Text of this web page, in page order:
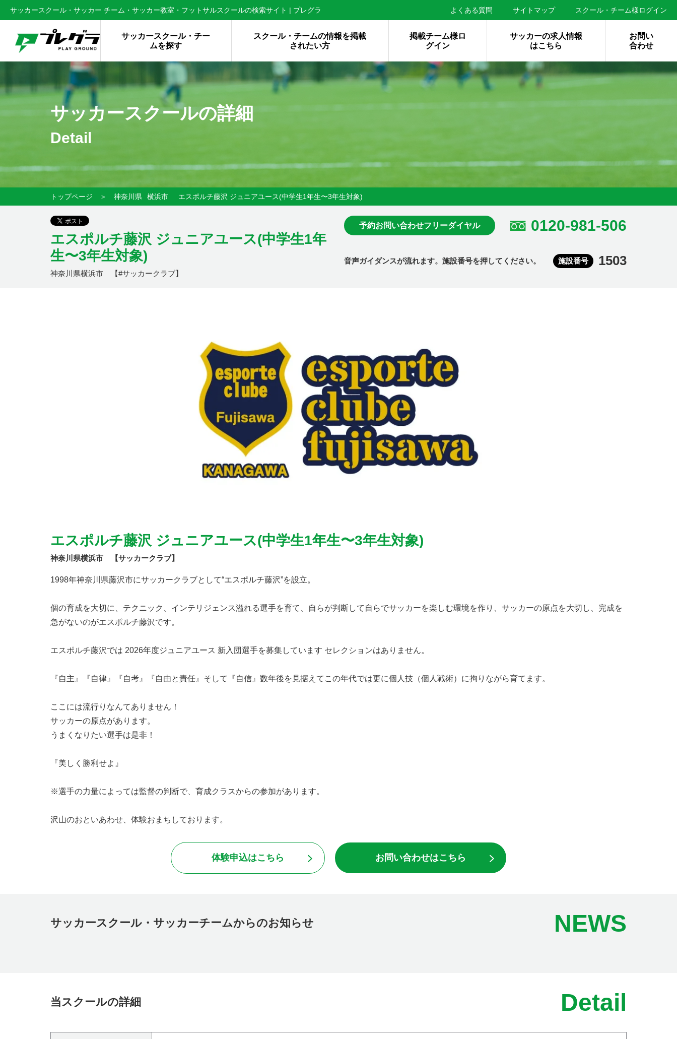
サッカースクール・サッカー チーム・サッカー教室・フットサルスクールの検索サイト | プレグラ よくある質問 サイトマップ スクール・チーム様ログイン
サッカースクール・チー
ムを探す
スクール・チームの情報を掲載
されたい方
掲載チーム様ロ
グイン
サッカーの求人情報
はこちら
お問い
合わせ
サッカースクールの詳細
Detail
トップページ ＞ 神奈川県 横浜市 エスポルチ藤沢 ジュニアユース(中学生1年生〜3年生対象)
エスポルチ藤沢 ジュニアユース(中学生1年
生〜3年生対象)
神奈川県横浜市 【#サッカークラブ】
予約お問い合わせフリーダイヤル 0120-981-506
音声ガイダンスが流れます。施設番号を押してください。 施設番号 1503
エスポルチ藤沢 ジュニアユース(中学生1年生〜3年生対象)
神奈川県横浜市 【サッカークラブ】
1998年神奈川県藤沢市にサッカークラブとして“エスポルチ藤沢”を設立。
個の育成を大切に、テクニック、インテリジェンス溢れる選手を育て、自らが判断して自らでサッカーを楽しむ環境を作り、サッカーの原点を大切し、完成を
急がないのがエスポルチ藤沢です。
エスポルチ藤沢では 2026年度ジュニアユース 新入団選手を募集しています セレクションはありません。
『自主』『自律』『自考』『自由と責任』そして『自信』数年後を見据えてこの年代では更に個人技（個人戦術）に拘りながら育てます。
ここには流行りなんてありません！
サッカーの原点があります。
うまくなりたい選手は是非！
『美しく勝利せよ』
※選手の力量によっては監督の判断で、育成クラスからの参加があります。
沢山のおといあわせ、体験おまちしております。
体験申込はこちら お問い合わせはこちら
サッカースクール・サッカーチームからのお知らせ NEWS
当スクールの詳細 Detail